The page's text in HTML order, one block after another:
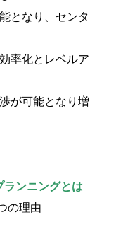
となり、センタ
率化とレベルア
が可能となり増
ランニングとは
の理由